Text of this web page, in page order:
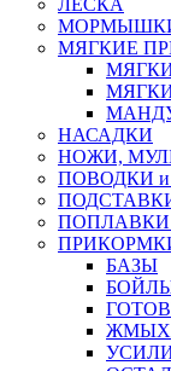
ЛЕСКА
МЯГКИЕ
НАСАДКИ
НОЖИ,
ПОВОДКИ
ПОПЛАВКИ
БАЗЫ
ЖМЫХ